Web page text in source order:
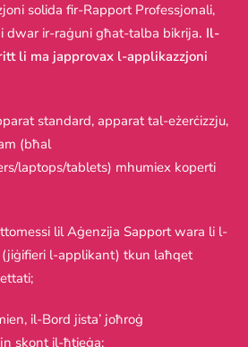
solida fir-Rapport Professjonali,
ir-raġuni għat-talba bikrija. Il-
li ma japprovax l-applikazzjoni
standard, apparat tal-eżerċizzju,
(bħal
laptops/tablets) mhumiex koperti
lil Aġenzija Sapport wara li l-
(jiġifieri l-applikant) tkun laħqet
il-Bord jista’ joħroġ
skont il-ħtieġa;